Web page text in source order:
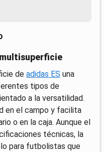
multisuperficie
de adidas ES una
tipos de
a la versatilidad.
en el campo y facilita
o en la caja. Aunque el
técnicas, la
para futbolistas que